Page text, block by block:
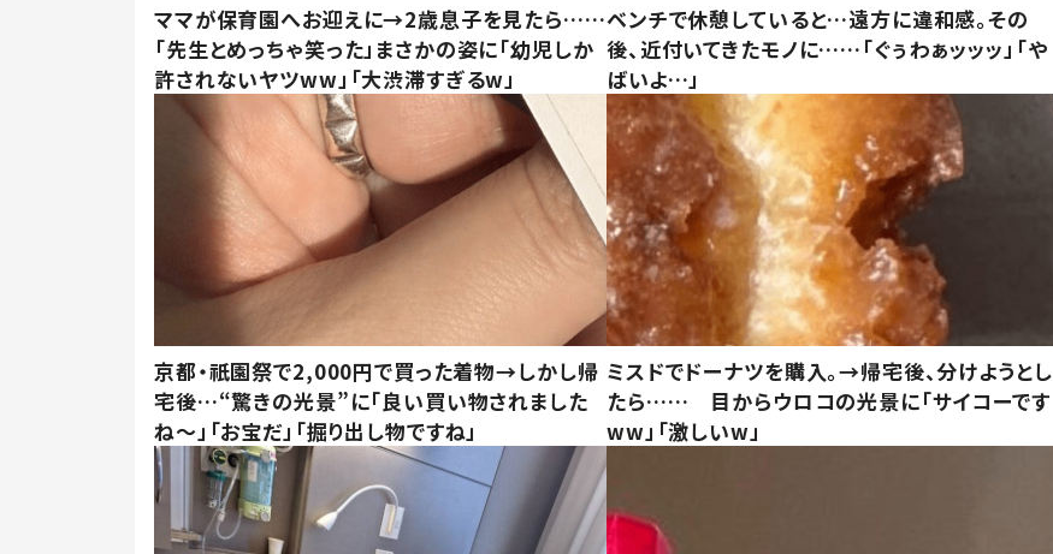
ママが保育園へお迎えに→2歳息子を見たら……
「先生とめっちゃ笑った」まさかの姿に「幼児しか
許されないヤツww」「大渋滞すぎるw」
ベンチで休憩していると…遠方に違和感。その
後、近付いてきたモノに……「ぐぅわぁッッッ」「や
ばいよ…」
京都・祇園祭で2,000円で買った着物→しかし帰
宅後…“驚きの光景”に「良い買い物されました
ね～」「お宝だ」「掘り出し物ですね」
ミスドでドーナツを購入。→帰宅後、分けようとし
たら…… 目からウロコの光景に「サイコーです
ww」「激しいw」